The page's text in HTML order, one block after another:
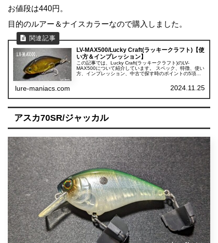
お値段は440円。
目的のルアー＆ナイスカラーなので購入しました。
LV-MAX500/Lucky Craft(ラッキークラフト)【使
い方＆インプレッション】
この記事では、Lucky Craft(ラッキークラフト)のLV-
MAX500について紹介しています。 スペック、特徴、使い
方、インプレッション、中古で探す時のポイントの5項目
lure-maniacs.com 2024.11.25
アスカ70SR/ジャッカル